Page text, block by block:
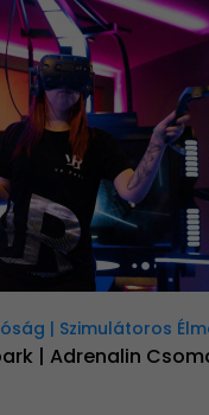
| Szimulátoros
| Adrenalin